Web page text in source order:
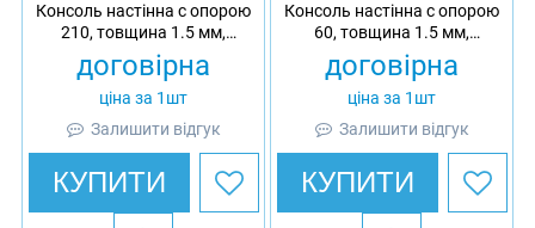
Консоль настінна c опорою
210, товщина 1.5 мм,
оцинкована, Ardic
договірна
ціна за 1шт
Залишити відгук
КУПИТИ
Консоль настінна c опорою
60, товщина 1.5 мм,
гарячеоцинкована, Ardic
договірна
ціна за 1шт
Залишити відгук
КУПИТИ